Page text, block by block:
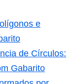
e
de Círculos:
Gabarito